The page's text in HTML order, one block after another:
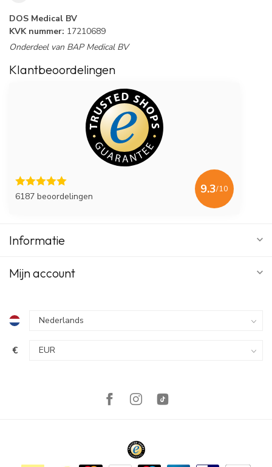
DOS Medical BV
KVK nummer: 17210689
Onderdeel van BAP Medical BV
Klantbeoordelingen
6187 beoordelingen
9.3/10
Informatie
Mijn account
€